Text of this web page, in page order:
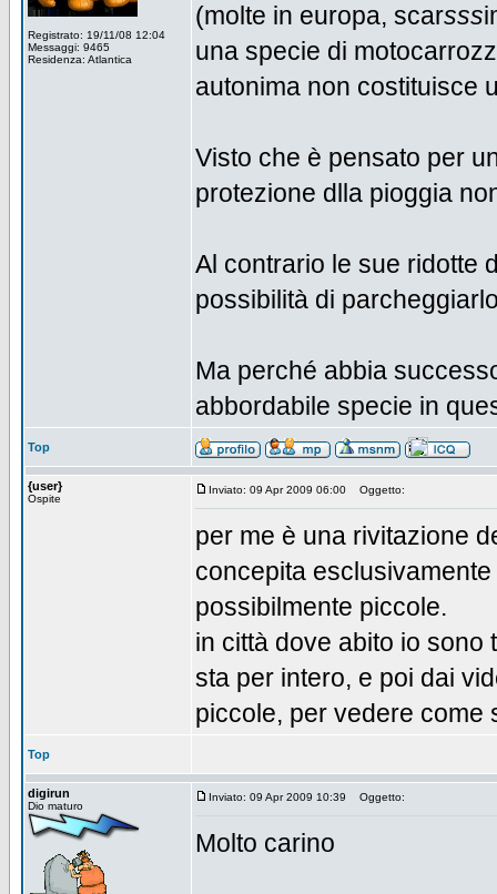
Registrato: 19/11/08 12:04
Messaggi: 9465
Residenza: Atlantica
(molte in europa, scarsss
una specie di
autonima non costituisce
Visto che è pensato per
protezione dlla pioggia
Al contrario le sue ridotte
possibilità di
Ma perché abbia
abbordabile specie in
Top
{user}
Ospite
Inviato: 09 Apr 2009 06:00 Oggetto:
per me è una rivitazione
concepita
possibilmente piccole.
in città dove abito io sono
sta per intero, e poi dai
piccole, per vedere come
Top
digirun
Dio maturo
Inviato: 09 Apr 2009 10:39 Oggetto:
Molto carino